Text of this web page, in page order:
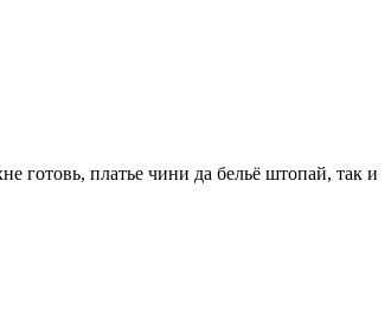
готовь, платье чини да бельё штопай, так и